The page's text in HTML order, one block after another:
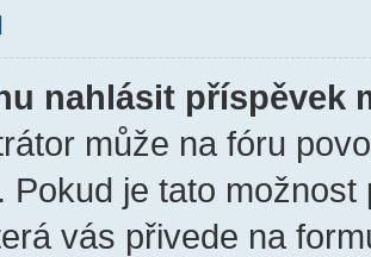
nahlásit příspěvek
může na fóru
Pokud je tato
vás přivede na